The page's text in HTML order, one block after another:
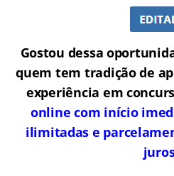
Gostou dessa
quem tem tradição de
experiência em
online com início
ilimitadas e